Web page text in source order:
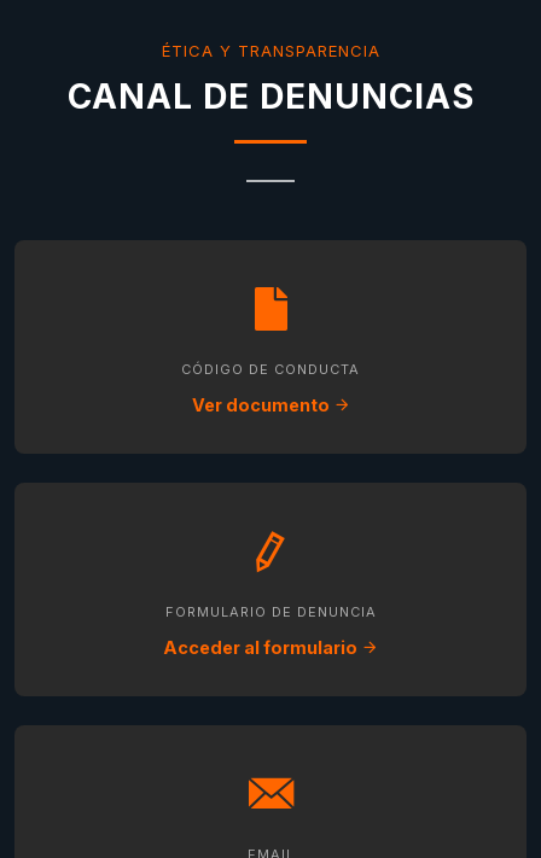
ÉTICA Y TRANSPARENCIA
CANAL DE DENUNCIAS
CÓDIGO DE CONDUCTA
Ver documento
FORMULARIO DE DENUNCIA
Acceder al formulario